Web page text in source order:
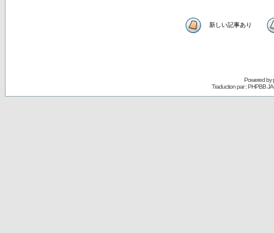
新しい記事あり
Powered by
Traduction par : PHPBB